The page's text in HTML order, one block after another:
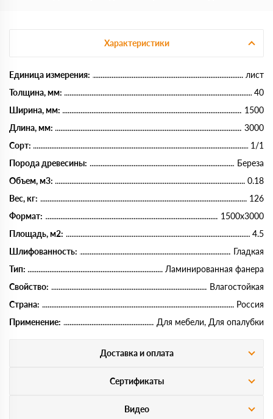
Характеристики
Единица измерения:
лист
Толщина, мм:
40
Ширина, мм:
1500
Длина, мм:
3000
Сорт:
1/1
Порода древесины:
Береза
Объем, м3:
0.18
Вес, кг:
126
Формат:
1500х3000
Площадь, м2:
4.5
Шлифованность:
Гладкая
Тип:
Ламинированная фанера
Свойство:
Влагостойкая
Страна:
Россия
Применение:
Для мебели, Для опалубки
Доставка и оплата
Сертификаты
Видео